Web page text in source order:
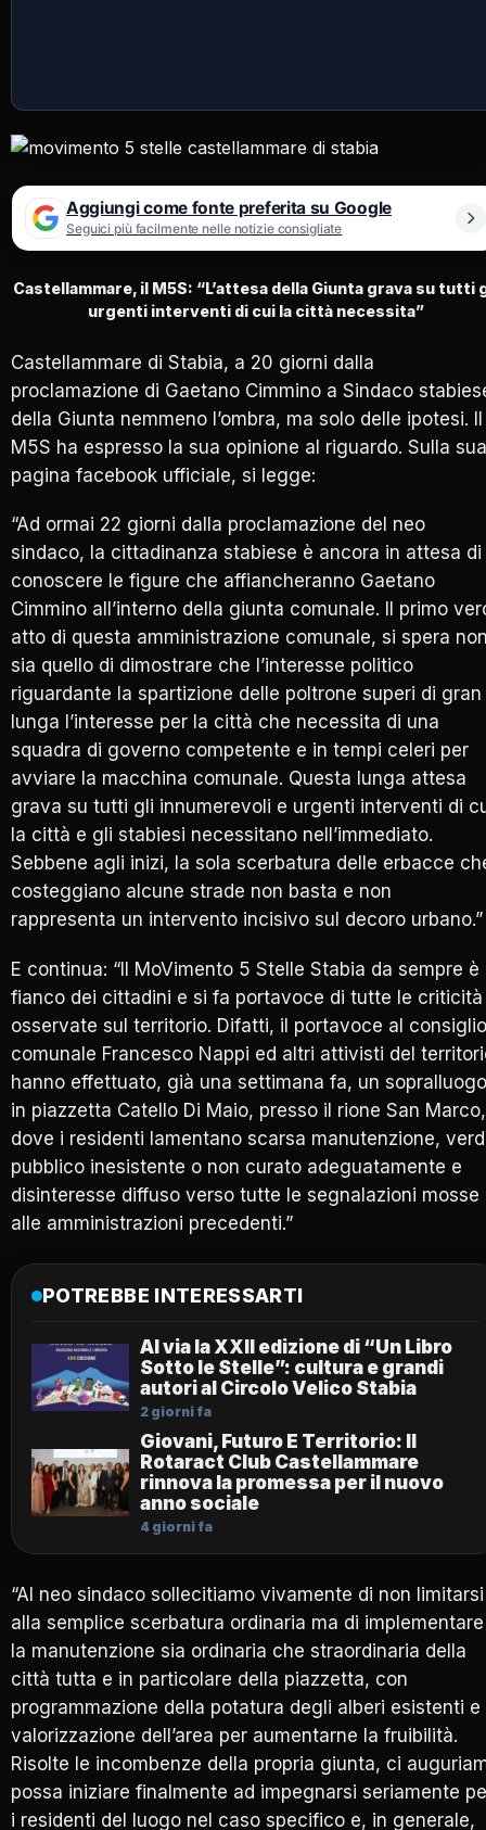
Aggiungi come fonte preferita su Google
Seguici più facilmente nelle notizie consigliate
Castellammare, il M5S: “L’attesa della Giunta grava su tutti
urgenti interventi di cui la città necessita”
Castellammare di Stabia, a 20 giorni dalla
proclamazione di Gaetano Cimmino a Sindaco
della Giunta nemmeno l’ombra, ma solo delle ipotesi. Il
M5S ha espresso la sua opinione al riguardo. Sulla sua
pagina facebook ufficiale, si legge:
“Ad ormai 22 giorni dalla proclamazione del neo
sindaco, la cittadinanza stabiese è ancora in attesa di
conoscere le figure che affiancheranno Gaetano
Cimmino all’interno della giunta comunale. Il primo
atto di questa amministrazione comunale, si spera
sia quello di dimostrare che l’interesse politico
riguardante la spartizione delle poltrone superi di gran
lunga l’interesse per la città che necessita di una
squadra di governo competente e in tempi celeri per
avviare la macchina comunale. Questa lunga attesa
grava su tutti gli innumerevoli e urgenti interventi di
la città e gli stabiesi necessitano nell’immediato.
Sebbene agli inizi, la sola scerbatura delle erbacce
costeggiano alcune strade non basta e non
rappresenta un intervento incisivo sul decoro urbano.”
E continua: “Il MoVimento 5 Stelle Stabia da sempre è
fianco dei cittadini e si fa portavoce di tutte le criticità
osservate sul territorio. Difatti, il portavoce al consiglio
comunale Francesco Nappi ed altri attivisti del
hanno effettuato, già una settimana fa, un sopralluogo
in piazzetta Catello Di Maio, presso il rione San Marco,
dove i residenti lamentano scarsa manutenzione,
pubblico inesistente o non curato adeguatamente e
disinteresse diffuso verso tutte le segnalazioni mosse
alle amministrazioni precedenti.”
POTREBBE INTERESSARTI
Al via la XXII edizione di “Un Libro
Sotto le Stelle”: cultura e grandi
autori al Circolo Velico Stabia
2 giorni fa
Giovani, Futuro E Territorio: Il
Rotaract Club Castellammare
rinnova la promessa per il nuovo
anno sociale
4 giorni fa
“Al neo sindaco sollecitiamo vivamente di non limitarsi
alla semplice scerbatura ordinaria ma di implementare
la manutenzione sia ordinaria che straordinaria della
città tutta e in particolare della piazzetta, con
programmazione della potatura degli alberi esistenti e
valorizzazione dell’area per aumentarne la fruibilità.
Risolte le incombenze della propria giunta, ci
possa iniziare finalmente ad impegnarsi seriamente
i residenti del luogo nel caso specifico e, in generale,